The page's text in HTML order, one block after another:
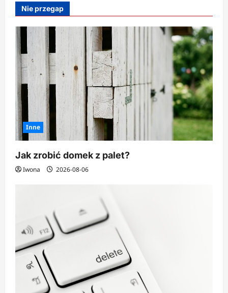
zakupy
spożywcze?
Nie przegap
Inne
Jak zrobić domek z palet?
Iwona 2026-08-06